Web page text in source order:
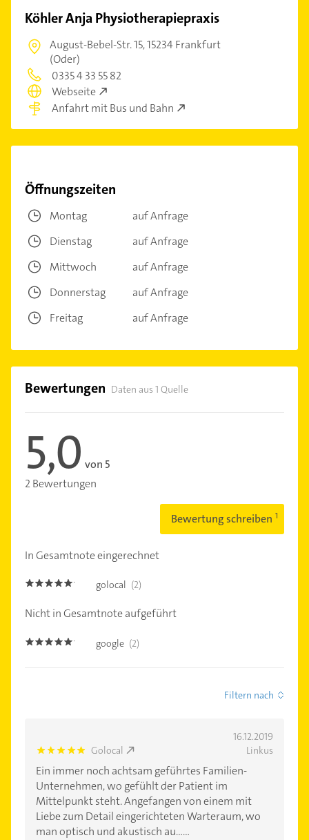
Köhler Anja Physiotherapiepraxis
August-Bebel-Str. 15,15234 Frankfurt
(Oder)
0335 4 33 55 82
Webseite
Anfahrt mit Bus und Bahn
Öffnungszeiten
Montag
auf Anfrage
Dienstag
auf Anfrage
Mittwoch
auf Anfrage
Donnerstag
auf Anfrage
Freitag
auf Anfrage
Bewertungen Daten aus 1 Quelle
5,0 von 5
2 Bewertungen
Bewertung schreiben
In Gesamtnote eingerechnet
5.0 golocal (2)
Nicht in Gesamtnote aufgeführt
5.0 google (2)
Filtern nach
16.12.2019
5.0 Golocal Linkus
Ein immer noch achtsam geführtes Familien-
Unternehmen, wo gefühlt der Patient im
Mittelpunkt steht. Angefangen von einem mit
Liebe zum Detail eingerichteten Warteraum, wo
man optisch und akustisch au......